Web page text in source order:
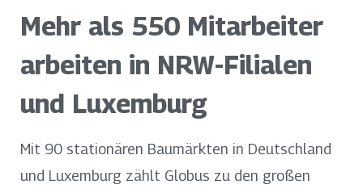
Mehr als 550 Mitarbeiter
arbeiten in NRW-Filialen
und Luxemburg
Mit 90 stationären Baumärkten in Deutschland
und Luxemburg zählt Globus zu den großen